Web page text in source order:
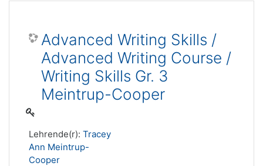
Advanced Writing Skills /
Advanced Writing Course /
Writing Skills Gr. 3
Meintrup-Cooper
Lehrende(r): Tracey
Ann Meintrup-
Cooper